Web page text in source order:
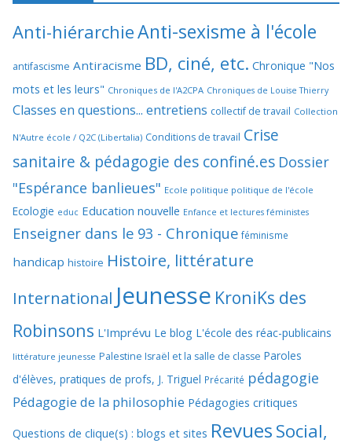
Anti-hiérarchieAnti-sexisme à l'école
antifascisme Antiracisme BD, ciné, etc. Chronique "Nos
mots et les leurs" Chroniques de l'A2CPA Chroniques de Louise Thierry
Classes en questions... entretiens collectif de travail Collection
N'Autre école / Q2C (Libertalia) Conditions de travail Crise
sanitaire & pédagogie des confiné.es Dossier
"Espérance banlieues" Ecole politique politique de l'école
Ecologie educ Education nouvelle Enfance et lectures féministes
Enseigner dans le 93 - Chronique féminisme
handicap histoire Histoire, littérature
International Jeunesse KroniKs des
Robinsons L'Imprévu Le blog L'école des réac-publicains
littérature jeunesse Palestine Israël et la salle de classe Paroles
d'élèves, pratiques de profs, J. Triguel Précarité pédagogie
Pédagogie de la philosophie Pédagogies critiques
Questions de clique(s) : blogs et sites RevuesSocial,